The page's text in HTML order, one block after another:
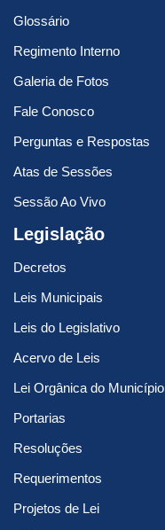
Glossário
Regimento Interno
Galeria de Fotos
Fale Conosco
Perguntas e Respostas
Atas de Sessões
Sessão Ao Vivo
Legislação
Decretos
Leis Municipais
Leis do Legislativo
Acervo de Leis
Lei Orgânica do Município
Portarias
Resoluções
Requerimentos
Projetos de Lei